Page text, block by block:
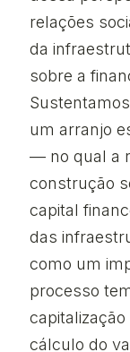
relações
da
sobre a
um arranjo
— no qual a
construção
capital
das
como um
processo
cálculo do